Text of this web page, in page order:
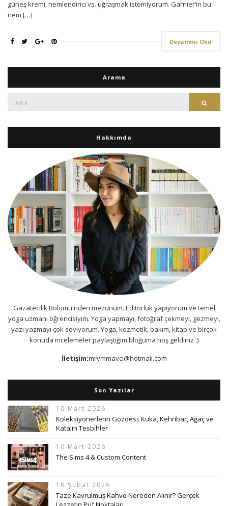
güneş kremi, nemlendirici vs. uğraşmak istemiyorum. Garnier’in bu
nem […]
Devamını Oku
Arama
Hakkımda
Gazatecilik Bölümü'nden mezunum. Editörlük yapıyorum ve temel
yoga uzmanı öğrencisiyim. Yoga yapmayı, fotoğraf çekmeyi, gezmeyi,
yazı yazmayı çok seviyorum. Yoga, kozmetik, bakım, kitap ve birçok
konuda incelemeler paylaştığım bloğuma hoş geldiniz :)
İletişim:mrymmavci@hotmail.com
Son Yazılar
10 Mart 2026
Koleksiyonerlerin Gözdesi: Kuka, Kehribar, Ağaç ve
Katalin Tesbihler
10 Mart 2026
The Sims 4 & Custom Content
18 Şubat 2026
Taze Kavrulmuş Kahve Nereden Alınır? Gerçek